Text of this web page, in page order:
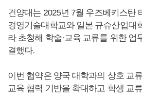
건양대는 2025년 7월 우즈베키스탄
경영기술대학교와 일본 규슈산업대
라 초청해 학술·교육 교류를 위한 업
결했다.
이번 협약은 양국 대학과의 상호 교
교육 협력 기반을 확대하고 학생 교